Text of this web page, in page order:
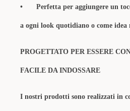
• Perfetta per aggiungere un
a ogni look quotidiano o come idea
PROGETTATO PER ESSERE
FACILE DA INDOSSARE
I nostri prodotti sono realizzati in